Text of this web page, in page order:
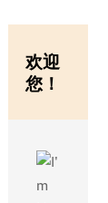
欢迎
您！